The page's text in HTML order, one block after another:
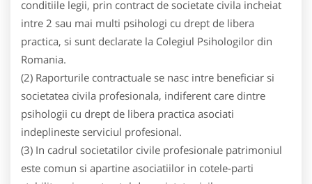
conditiile legii, prin contract de societate civila incheiat
intre 2 sau mai multi psihologi cu drept de libera
practica, si sunt declarate la Colegiul Psihologilor din
Romania.
(2) Raporturile contractuale se nasc intre beneficiar si
societatea civila profesionala, indiferent care dintre
psihologii cu drept de libera practica asociati
indeplineste serviciul profesional.
(3) In cadrul societatilor civile profesionale patrimoniul
este comun si apartine asociatiilor in cotele-parti